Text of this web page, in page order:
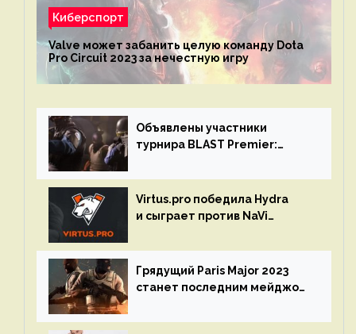
Киберспорт
Valve может забанить целую команду Dota
Pro Circuit 2023 за нечестную игру
Объявлены участники
турнира BLAST Premier:
Virtus.pro победила Hydra
и сыграет против NaVi
Грядущий Paris Major 2023
станет последним мейджор-